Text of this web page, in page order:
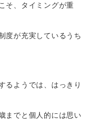
そ、タイミングが重
度が充実しているうち
るようでは、はっきり
までと個人的には思い